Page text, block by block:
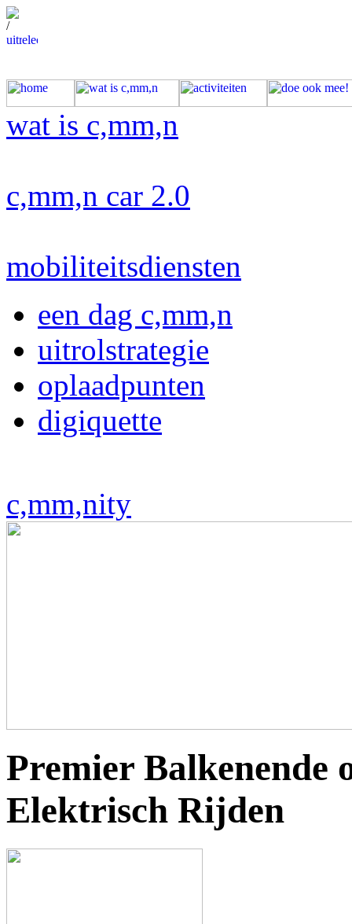
/
wat is c,mm,n
c,mm,n car 2.0
mobiliteitsdiensten
een dag c,mm,n
uitrolstrategie
oplaadpunten
digiquette
c,mm,nity
Premier Balkenende
Elektrisch Rijden